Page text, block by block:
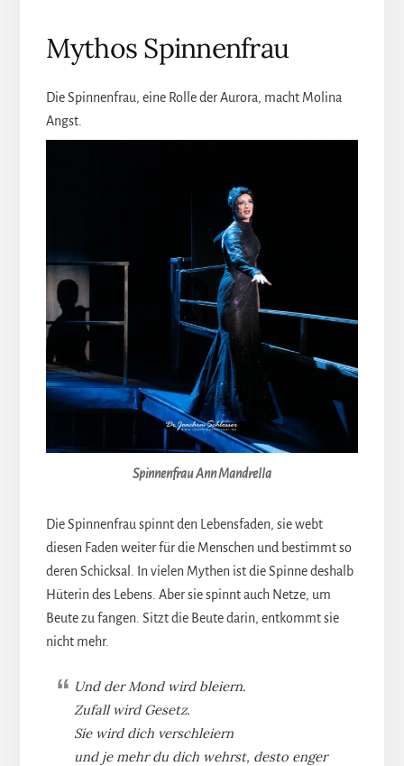
Mythos Spinnenfrau
Die Spinnenfrau, eine Rolle der Aurora, macht Molina
Angst.
Spinnenfrau Ann Mandrella
Die Spinnenfrau spinnt den Lebensfaden, sie webt
diesen Faden weiter für die Menschen und bestimmt so
deren Schicksal. In vielen Mythen ist die Spinne deshalb
Hüterin des Lebens. Aber sie spinnt auch Netze, um
Beute zu fangen. Sitzt die Beute darin, entkommt sie
nicht mehr.
Und der Mond wird bleiern.
Zufall wird Gesetz.
Sie wird dich verschleiern
und je mehr du dich wehrst, desto enger